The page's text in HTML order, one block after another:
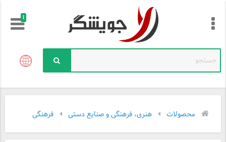
!
محصولات هنری، فرهنگی و صنایع دستی فرهنگی